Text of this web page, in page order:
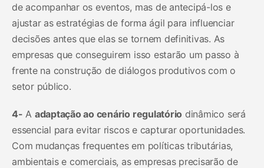
de acompanhar os eventos, mas de antecipá-los e
ajustar as estratégias de forma ágil para influenciar
decisões antes que elas se tornem definitivas. As
empresas que conseguirem isso estarão um passo à
frente na construção de diálogos produtivos com o
setor público.
4- A adaptação ao cenário regulatório dinâmico será
essencial para evitar riscos e capturar oportunidades.
Com mudanças frequentes em políticas tributárias,
ambientais e comerciais, as empresas precisarão de